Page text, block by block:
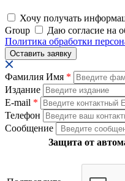
Хочу получать
Group
Даю согласие на
Политика обработки
Фамилия Имя *
Издание
E-mail *
Телефон
Сообщение
Защита от